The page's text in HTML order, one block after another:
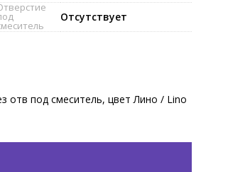
Отсутствует
отв под смеситель, цвет Лино / Lino